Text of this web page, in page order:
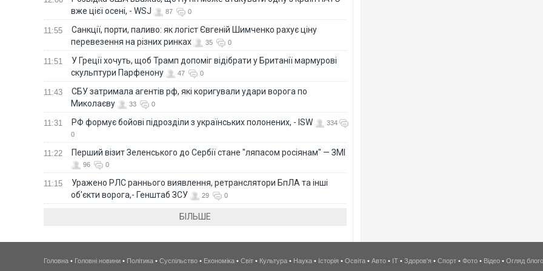
вже цієї осені, - WSJ
87 0
11:55
Санкції, порти, паливо: як логіст Євгеній Шимченко рахує ціну
перевезення на різних ринках
35 0
11:51
У Греції хочуть, щоб Трамп допоміг відібрати у Британії мармурові
скульптури Парфенону
47 0
11:43
СБУ затримала агентів рф, які коригували удари ворога по
Миколаєву
33 0
11:31 РФ формує бойові підрозділи з українських полонених, - ISW
334
0
11:22 Перший візит Зеленського до Сербії стане "ляпасом росіянам" — ЗМІ
96 0
11:15
Уражено РЛС раннього виявлення, ретранслятори БпЛА та інші
об'єкти ворога,- Генштаб ЗСУ
29 0
БІЛЬШЕ
Головна • Головні новини • Політика • Суспільство • Економіка • Світ • Культура • Наука • Історія • Освіта • Авто • IT • Здоров'я • Спорт • Фото • Відео • Огляд